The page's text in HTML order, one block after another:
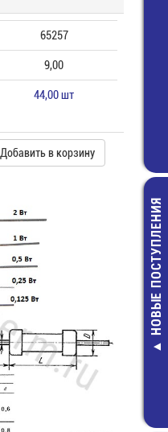
SV1.25-4
"U" 4,3 мм,
1,5 мм2,
НОВЫЕ ПОСТУПЛЕНИЯ
65257
9,00
44,00 шт
Добавить в корзину